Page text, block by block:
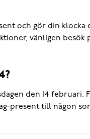
och gör din
vänligen besök
den 14
present till någon